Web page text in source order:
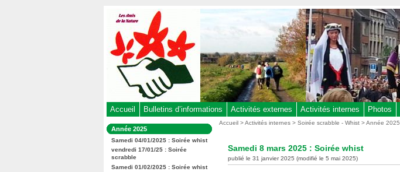
Accueil Bulletins d’informations Activités externes Activités internes Photos
Dans
la
rubrique
:
Année 2025
Samedi 04/01/2025 : Soirée whist
vendredi 17/01/25 : Soirée
scrabble
Samedi 01/02/2025 : Soirée whist
Vous
Accueil >Activités internes >Soirée scrabble - Whist >Année 2025
Samedi 8 mars 2025 : Soirée whist
publié le 31 janvier 2025 (modifié le 5 mai 2025)